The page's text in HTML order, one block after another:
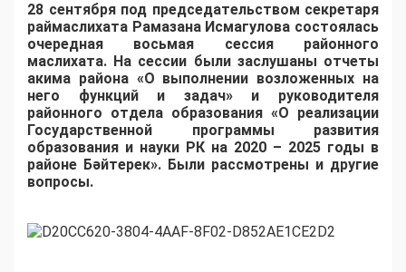
28 сентября под председательством секретаря
раймаслихата Рамазана Исмагулова состоялась
очередная восьмая сессия районного
маслихата. На сессии были заслушаны отчеты
акима района «О выполнении возложенных на
него функций и задач» и руководителя
районного отдела образования «О реализации
Государственной программы развития
образования и науки РК на 2020 – 2025 годы в
районе Бәйтерек». Были рассмотрены и другие
вопросы.